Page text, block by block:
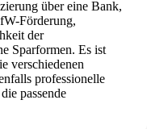
über eine Bank,
Förderung,
der
Sparformen. Es ist
verschiedenen
professionelle
passende